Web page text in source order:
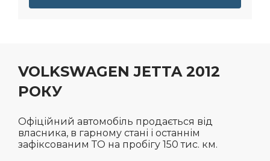
VOLKSWAGEN JETTA 2012
РОКУ
Офіційний автомобіль продається від
власника, в гарному стані і останнім
зафіксованим ТО на пробігу 150 тис. км.